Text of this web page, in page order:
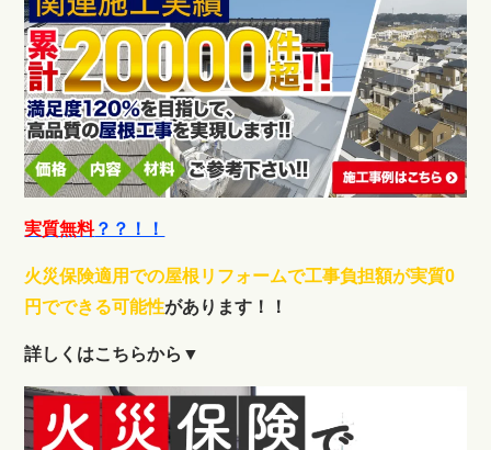
実質無料？？！！
火災保険適用での屋根リフォームで工事負担額が実質0
円でできる可能性があります！！
詳しくはこちらから▼